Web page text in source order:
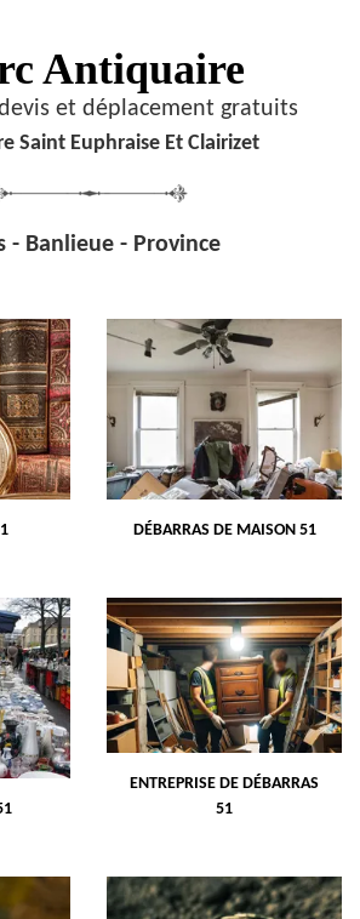
Antiquaire
et déplacement gratuits
Saint Euphraise Et Clairizet
- Banlieue - Province
DÉBARRAS DE MAISON 51
ENTREPRISE DE DÉBARRAS
51